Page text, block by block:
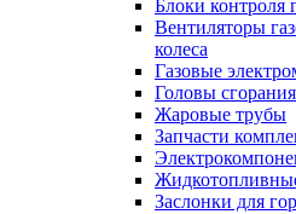
Блоки контроля
Вентиляторы
колеса
Газовые
Головы сгорания
Жаровые трубы
Запчасти
Заслонки для